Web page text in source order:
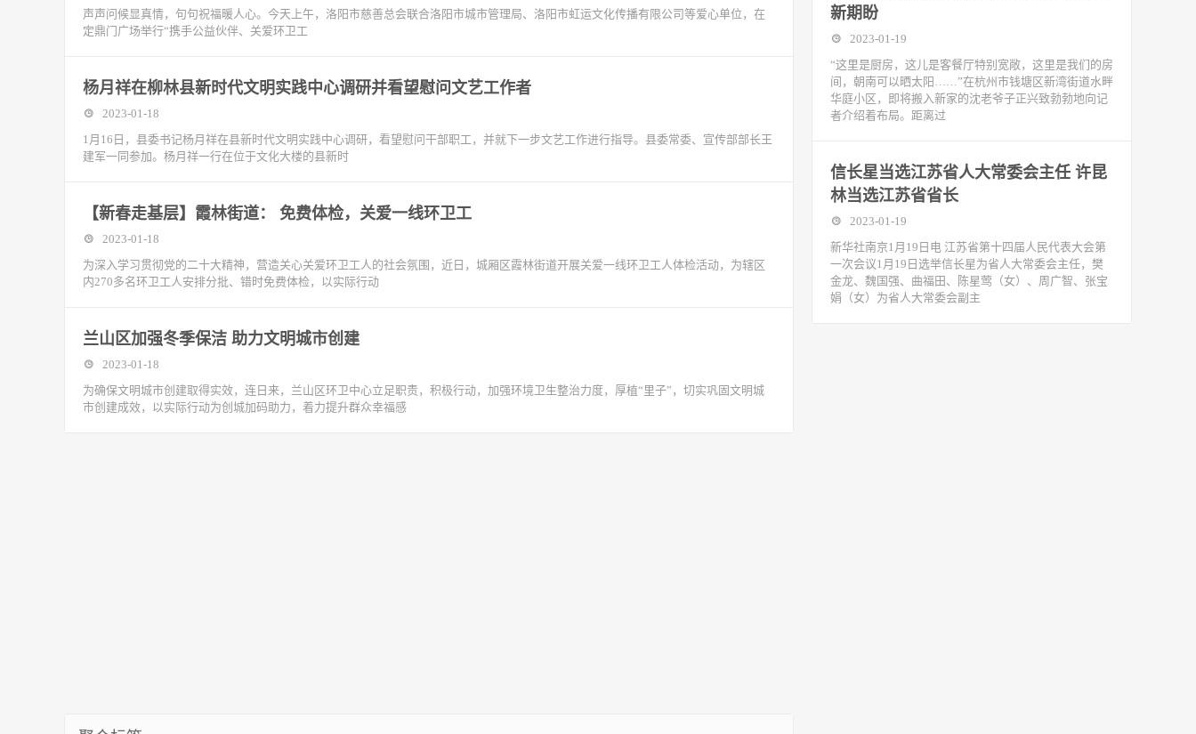
声声问候显真情，句句祝福暖人心。今天上午，洛阳市慈善总会联合洛阳市城市管理局、洛阳市虹运文化传播有限公司等爱心单位，在
定鼎门广场举行“携手公益伙伴、关爱环卫工
杨月祥在柳林县新时代文明实践中心调研并看望慰问文艺工作者
2023-01-18
1月16日，县委书记杨月祥在县新时代文明实践中心调研，看望慰问干部职工，并就下一步文艺工作进行指导。县委常委、宣传部部长王
建军一同参加。杨月祥一行在位于文化大楼的县新时
​【新春走基层】霞林街道： 免费体检，关爱一线环卫工
2023-01-18
为深入学习贯彻党的二十大精神，营造关心关爱环卫工人的社会氛围，近日，城厢区霞林街道开展关爱一线环卫工人体检活动，为辖区
内270多名环卫工人安排分批、错时免费体检，以实际行动
兰山区加强冬季保洁 助力文明城市创建
2023-01-18
为确保文明城市创建取得实效，连日来，兰山区环卫中心立足职责，积极行动，加强环境卫生整治力度，厚植“里子”，切实巩固文明城
市创建成效，以实际行动为创城加码助力，着力提升群众幸福感
新期盼
2023-01-19
“这里是厨房，这儿是客餐厅特别宽敞，这里是我们的房
间，朝南可以晒太阳……”在杭州市钱塘区新湾街道水畔
华庭小区，即将搬入新家的沈老爷子正兴致勃勃地向记
者介绍着布局。距离过
信长星当选江苏省人大常委会主任 许昆
林当选江苏省省长
2023-01-19
新华社南京1月19日电 江苏省第十四届人民代表大会第
一次会议1月19日选举信长星为省人大常委会主任，樊
金龙、魏国强、曲福田、陈星莺（女）、周广智、张宝
娟（女）为省人大常委会副主